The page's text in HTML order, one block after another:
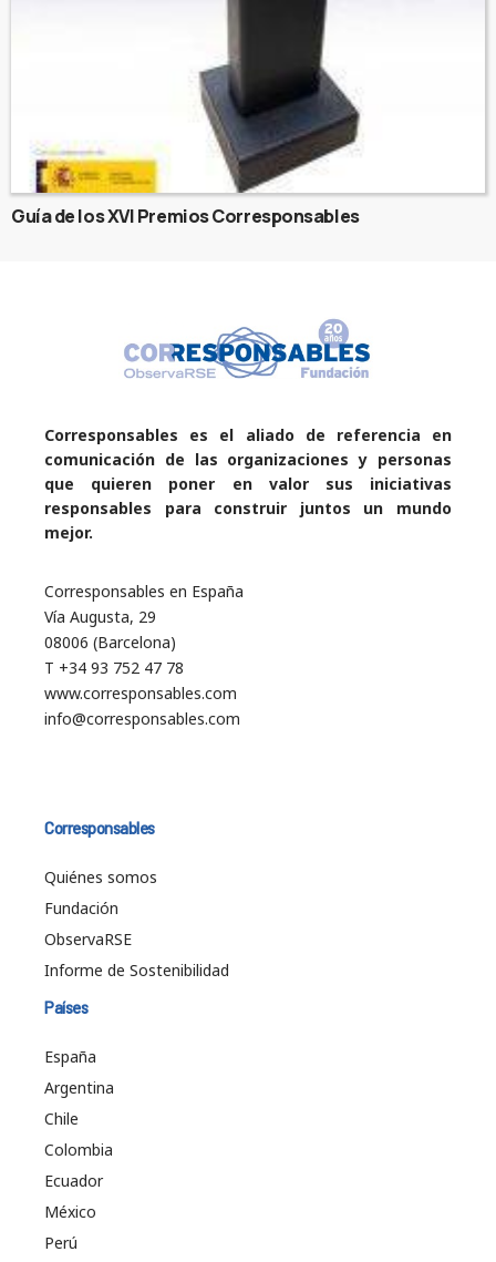
Guía de los XVI Premios Corresponsables
Corresponsables es el aliado de referencia en
comunicación de las organizaciones y personas
que quieren poner en valor sus iniciativas
responsables para construir juntos un mundo
mejor.
Corresponsables en España
Vía Augusta, 29
08006 (Barcelona)
T +34 93 752 47 78
www.corresponsables.com
info@corresponsables.com
Corresponsables
Quiénes somos
Fundación
ObservaRSE
Informe de Sostenibilidad
Países
España
Argentina
Chile
Colombia
Ecuador
México
Perú